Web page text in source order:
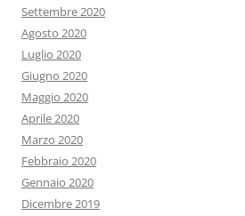
Settembre 2020
Agosto 2020
Luglio 2020
Giugno 2020
Maggio 2020
Aprile 2020
Marzo 2020
Febbraio 2020
Gennaio 2020
Dicembre 2019